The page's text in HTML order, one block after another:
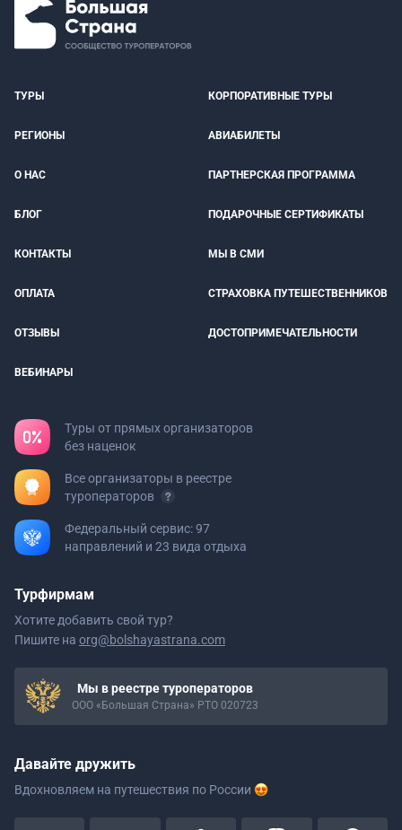
ТУРЫ КОРПОРАТИВНЫЕ ТУРЫ
РЕГИОНЫ АВИАБИЛЕТЫ
О НАС ПАРТНЕРСКАЯ ПРОГРАММА
БЛОГ ПОДАРОЧНЫЕ СЕРТИФИКАТЫ
КОНТАКТЫ МЫ В СМИ
ОПЛАТА СТРАХОВКА ПУТЕШЕСТВЕННИКОВ
ОТЗЫВЫ ДОСТОПРИМЕЧАТЕЛЬНОСТИ
ВЕБИНАРЫ
Туры от прямых организаторов
без наценок
Все организаторы в реестре
туроператоров
Федеральный сервис: 97
направлений и 23 вида отдыха
Турфирмам
Хотите добавить свой тур?
Пишите на org@bolshayastrana.com
Мы в реестре туроператоров
ООО «Большая Страна» РТО 020723
Давайте дружить
Вдохновляем на путешествия по России